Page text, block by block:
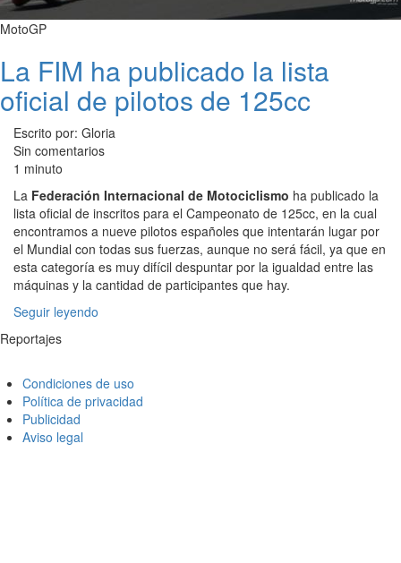
MotoGP
La FIM ha publicado la lista
oficial de pilotos de 125cc
Escrito por: Gloria
Sin comentarios
1 minuto
La Federación Internacional de Motociclismo ha publicado la
lista oficial de inscritos para el Campeonato de 125cc, en la cual
encontramos a nueve pilotos españoles que intentarán lugar por
el Mundial con todas sus fuerzas, aunque no será fácil, ya que en
esta categoría es muy difícil despuntar por la igualdad entre las
máquinas y la cantidad de participantes que hay.
Seguir leyendo
Reportajes
Condiciones de uso
Política de privacidad
Publicidad
Aviso legal